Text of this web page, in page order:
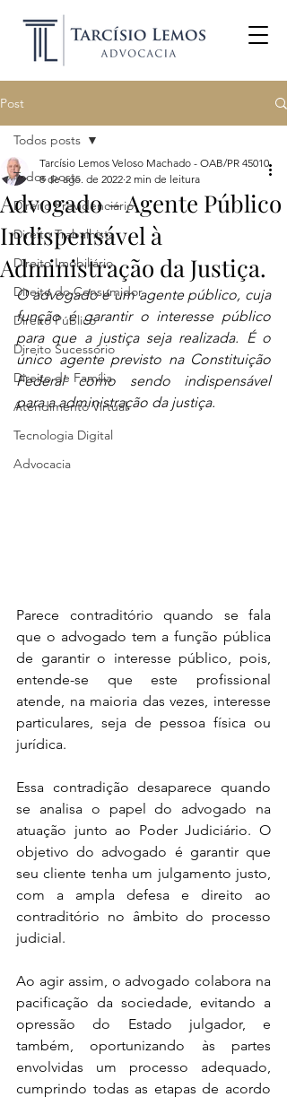
Post
Todos posts
Direito Previdenciário
Direito Trabalhista
Direito Imobiliário
Direito do Consumidor
Direito Público
Direito Sucessório
Direito de Família
Atendimento Virtual
Tecnologia Digital
Advocacia
Todos posts
Advogado – Agente Público
Indispensável à
Administração da Justiça.
Tarcísio Lemos Veloso Machado - OAB/PR 45010
8 de ago. de 2022 2 min de leitura
O advogado é um agente público, cuja
função é garantir o interesse público
para que a justiça seja realizada. É o
único agente previsto na Constituição
Federal como sendo indispensável
para a administração da justiça.
Parece contraditório quando se fala
que o advogado tem a função pública
de garantir o interesse público, pois,
entende-se que este profissional
atende, na maioria das vezes, interesse
particulares, seja de pessoa física ou
jurídica.
Essa contradição desaparece quando
se analisa o papel do advogado na
atuação junto ao Poder Judiciário. O
objetivo do advogado é garantir que
seu cliente tenha um julgamento justo,
com a ampla defesa e direito ao
contraditório no âmbito do processo
judicial.
Ao agir assim, o advogado colabora na
pacificação da sociedade, evitando a
opressão do Estado julgador, e
também, oportunizando às partes
envolvidas um processo adequado,
cumprindo todas as etapas de acordo